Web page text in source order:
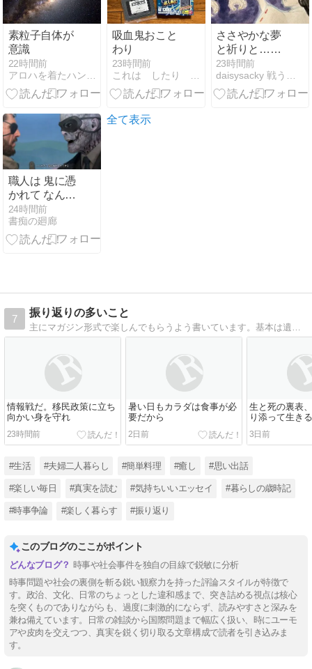
素粒子自体が
意識
22時間前
アロハを着たハンター
吸血鬼おこと
わり
23時間前
これは したり 〜 笹木 砂希の毎日
ささやかな夢
と祈りと…御
手洗さんのい
うことには…
493
23時間前
daisysacky 戦う骨無し女
職人は 鬼に憑
かれて なんぼ
やろ
24時間前
書痴の廻廊
全て表示
7
振り返りの多いこと
主にマガジン形式で楽しんでもらうよう書いています。基本は遺言のようなもの。若い世代や他の人々に、生きてきた振り返りのバトン。気持ちを共有できればいいのに。
情報戦だ。移民政策に立ち
向かい身を守れ
23時間前
暑い日もカラダは食事が必
要だから
2日前
生と死の裏表
り添って生きる
3日前
#生活 #夫婦二人暮らし #簡単料理 #癒し #思い出話
#楽しい毎日 #真実を読む #気持ちいいエッセイ #暮らしの歳時記
#時事争論 #楽しく暮らす #振り返り
このブログのここがポイント
時事や社会事件を独自の目線で鋭敏に分析
時事問題や社会の裏側を斬る鋭い観察力を持った評論スタイルが特徴で
す。政治、文化、日常のちょっとした違和感まで、突き詰める視点は核心
を突くものでありながらも、過度に刺激的にならず、読みやすさと深みを
兼ね備えています。日常の雑談から国際問題まで幅広く扱い、時にユーモ
アや皮肉を交えつつ、真実を鋭く切り取る文章構成で読者を引き込みま
す。